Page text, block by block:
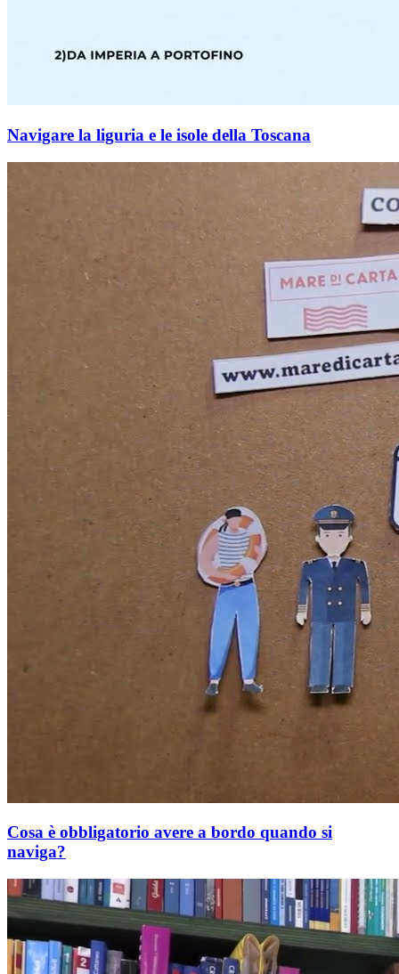
Navigare la liguria e le isole della Toscana
Cosa è obbligatorio avere a bordo quando si
naviga?